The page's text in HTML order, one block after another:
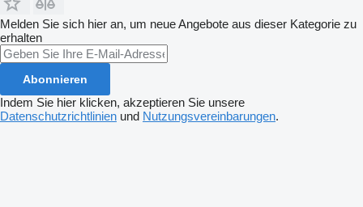
Melden Sie sich hier an, um neue Angebote aus dieser Kategorie zu
erhalten
Abonnieren
Indem Sie hier klicken, akzeptieren Sie unsere
Datenschutzrichtlinien und Nutzungsvereinbarungen.